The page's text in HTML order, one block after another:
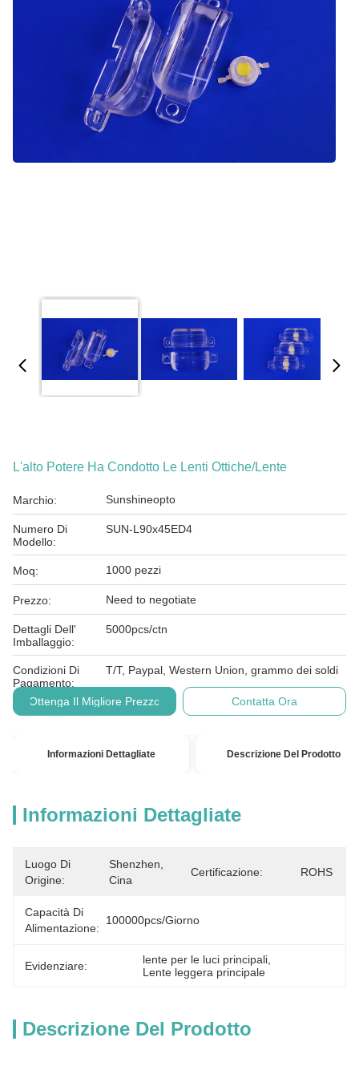
L'alto Potere Ha Condotto Le Lenti Ottiche/lente
Marchio: Sunshineopto
Numero Di
Modello:
SUN-L90x45ED4
Moq: 1000 pezzi
Prezzo: Need to negotiate
Dettagli Dell'
Imballaggio:
5000pcs/ctn
Condizioni Di
Pagamento:
T/T, Paypal, Western Union, grammo dei soldi
Ottenga Il Migliore Prezzo Contatta Ora
Informazioni Dettagliate Descrizione Del Prodotto
Informazioni Dettagliate
Luogo Di
Origine:
Shenzhen,
Cina
Certificazione: ROHS
Capacità Di
Alimentazione:
100000pcs/giorno
Evidenziare: lente per le luci principali
Lente leggera principale
Descrizione Del Prodotto